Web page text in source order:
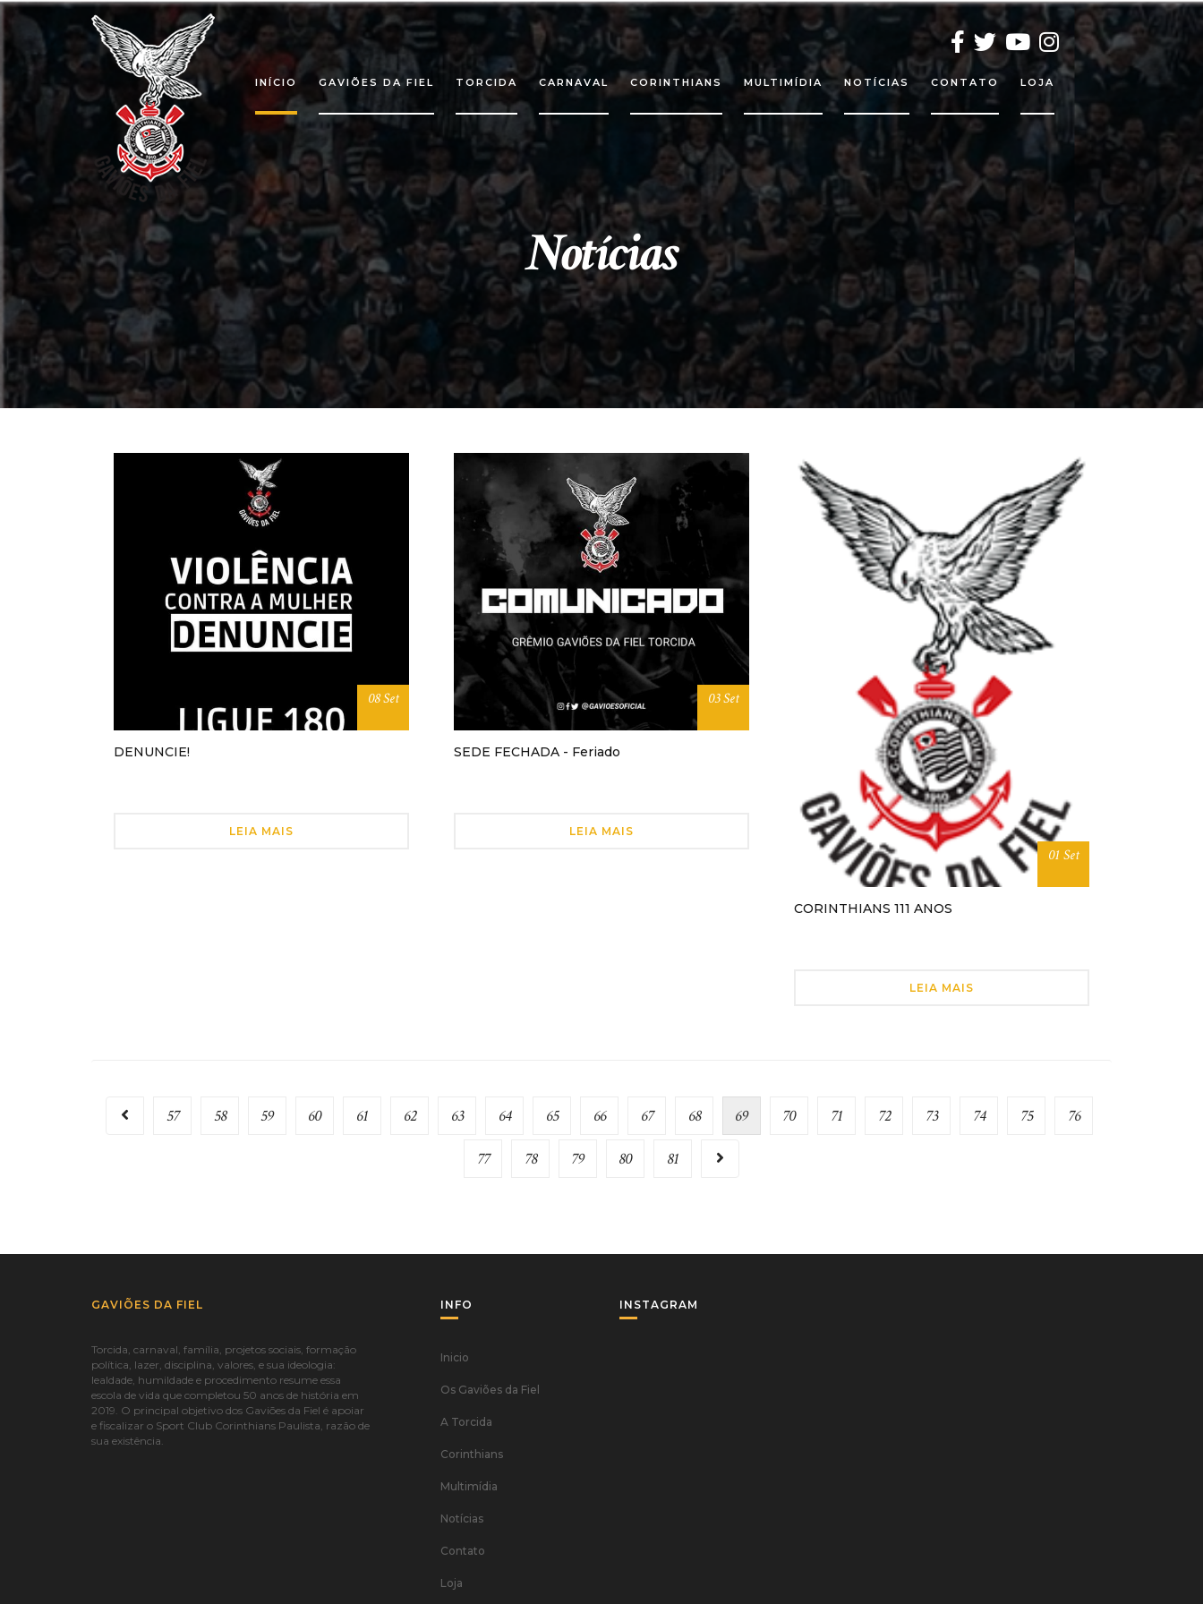
INÍCIO GAVIÕES DA FIEL TORCIDA CARNAVAL CORINTHIANS MULTIMÍDIA NOTÍCIAS CONTATO LOJA
Notícias
08 Set
DENUNCIE!
LEIA MAIS
03 Set
SEDE FECHADA - Feriado
LEIA MAIS
01 Set
CORINTHIANS 111 ANOS
LEIA MAIS
57 58 59 60 61 62 63 64 65 66 67 68 69 70 71 72 73 74 75 76
77 78 79 80 81
GAVIÕES DA FIEL
Torcida, carnaval, família, projetos sociais, formação
política, lazer, disciplina, valores, e sua ideologia:
lealdade, humildade e procedimento resume essa
escola de vida que completou 50 anos de história em
2019. O principal objetivo dos Gaviões da Fiel é apoiar
e fiscalizar o Sport Club Corinthians Paulista, razão de
sua existência.
INFO
Inicio
Os Gaviões da Fiel
A Torcida
Corinthians
Multimídia
Notícias
Contato
Loja
INSTAGRAM